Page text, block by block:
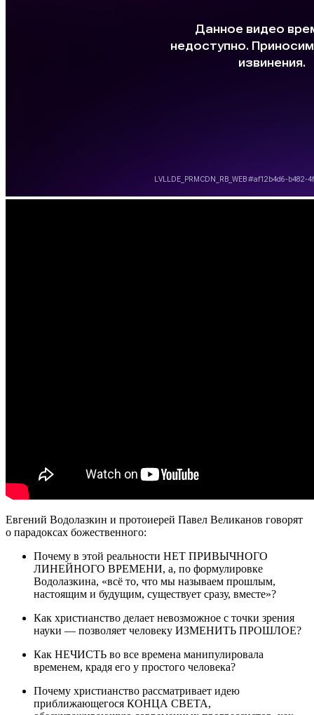
Евгений Водолазкин и протоиерей Павел Великанов говорят
о парадоксах божественного:
Почему в этой реальности НЕТ ПРИВЫЧНОГО
ЛИНЕЙНОГО ВРЕМЕНИ, а, по формулировке
Водолазкина, «всё то, что мы называем прошлым,
настоящим и будущим, существует сразу, вместе»?
Как христианство делает невозможное с точки зрения
науки — позволяет человеку ИЗМЕНИТЬ ПРОШЛОЕ?
Как НЕЧИСТЬ во все времена манипулировала
временем, крадя его у простого человека?
Почему христианство рассматривает идею
приближающегося КОНЦА СВЕТА,